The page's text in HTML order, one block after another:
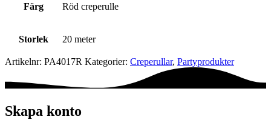
Färg Röd creperulle
Storlek 20 meter
Artikelnr: PA4017R Kategorier: Creperullar, Party­­produkter
Skapa konto